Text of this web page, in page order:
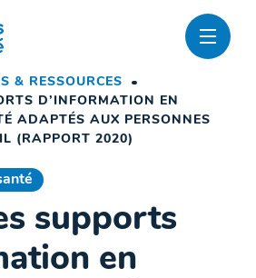
& RESSOURCES
D’INFORMATION EN
ADAPTÉS AUX PERSONNES
(RAPPORT 2020)
supports
en